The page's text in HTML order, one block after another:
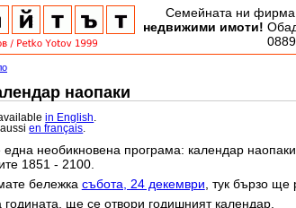
Семейната ни фирма,
недвижими имоти!
наопаки
in English
aussien français
необикновена програма: календар
1851 - 2100.
бележка събота, 24 декември , тук бързо
ще се отвори годишният календар.